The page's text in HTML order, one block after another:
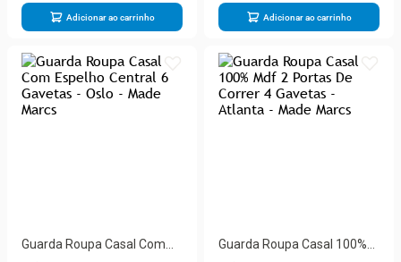
Adicionar ao carrinho Adicionar ao carrinho
Guarda Roupa Casal Com
Guarda Roupa Casal 100%